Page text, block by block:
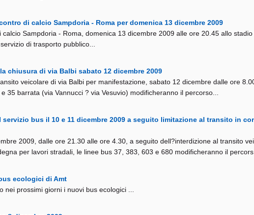
di calcio Sampdoria - Roma per domenica 13 dicembre 2009
calcio Sampdoria - Roma, domenica 13 dicembre 2009 alle ore 20.45 allo stadio
di trasporto pubblico...
chiusura di via Balbi sabato 12 dicembre 2009
veicolare di via Balbi per manifestazione, sabato 12 dicembre dalle ore
35 barrata (via Vannucci ? via Vesuvio) modificheranno il percorso...
servizio bus il 10 e 11 dicembre 2009 a seguito limitazione al transito in
2009, dalle ore 21.30 alle ore 4.30, a seguito dell?interdizione al transito
per lavori stradali, le linee bus 37, 383, 603 e 680 modificheranno il percors
ecologici di Amt
nei prossimi giorni i nuovi bus ecologici ...